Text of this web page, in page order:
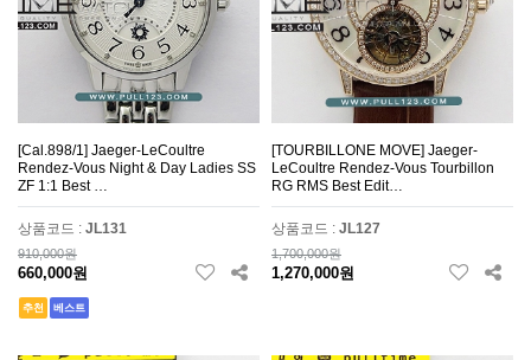
[Cal.898/1] Jaeger-LeCoultre
Rendez-Vous Night & Day Ladies SS
ZF 1:1 Best …
상품코드 : JL131
910,000원
660,000원
추천 베스트
[TOURBILLONE MOVE] Jaeger-
LeCoultre Rendez-Vous Tourbillon
RG RMS Best Edit…
상품코드 : JL127
1,700,000원
1,270,000원